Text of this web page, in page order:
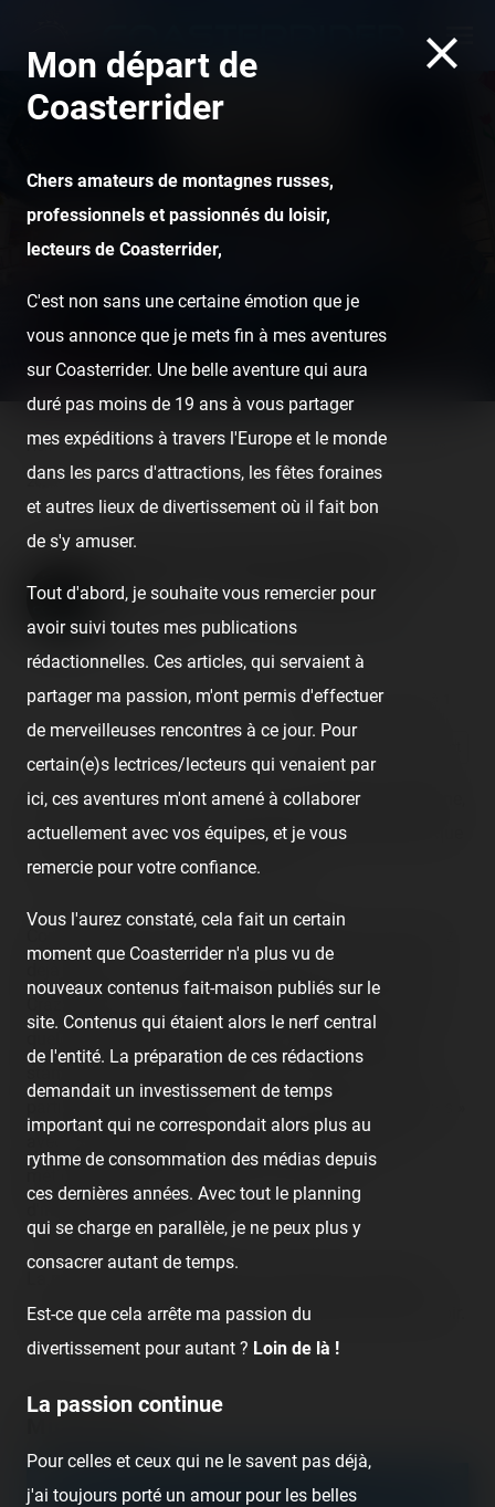
Fête foraine de Champs-
sur-Marne — 18 mars 2022
Home Posts Fête foraine de Champs-sur-Marne — 18 mars
2022
Fête foraine de Champs-sur-
Marne — 18 mars 2022
Published4 years agoby Coasterrider | Reading time:
≈ 1 minute
👍 4 😆 1 😮 1 😢 2
Appelée la « grande » fête foraine de Champs-sur-Marne,
ce serait surtout l'une des plus petites fêtes foraines que
vous pouvez trouver en France ! 😂
moins de quinze minutes de visite pour pouvoir tout voir.
😜
Mon départ de
Coasterrider
Chers amateurs de montagnes russes,
professionnels et passionnés du loisir,
lecteurs de Coasterrider,
C'est non sans une certaine émotion que je
vous annonce que je mets fin à mes aventures
sur Coasterrider. Une belle aventure qui aura
duré pas moins de 19 ans à vous partager
mes expéditions à travers l'Europe et le monde
dans les parcs d'attractions, les fêtes foraines
et autres lieux de divertissement où il fait bon
de s'y amuser.
Tout d'abord, je souhaite vous remercier pour
avoir suivi toutes mes publications
rédactionnelles. Ces articles, qui servaient à
partager ma passion, m'ont permis d'effectuer
de merveilleuses rencontres à ce jour. Pour
certain(e)s lectrices/lecteurs qui venaient par
ici, ces aventures m'ont amené à collaborer
actuellement avec vos équipes, et je vous
remercie pour votre confiance.
Vous l'aurez constaté, cela fait un certain
moment que Coasterrider n'a plus vu de
nouveaux contenus fait-maison publiés sur le
site. Contenus qui étaient alors le nerf central
de l'entité. La préparation de ces rédactions
demandait un investissement de temps
important qui ne correspondait alors plus au
rythme de consommation des médias depuis
ces dernières années. Avec tout le planning
qui se charge en parallèle, je ne peux plus y
consacrer autant de temps.
Est-ce que cela arrête ma passion du
divertissement pour autant ? Loin de là !
La passion continue
Pour celles et ceux qui ne le savent pas déjà,
j'ai toujours porté un amour pour les belles